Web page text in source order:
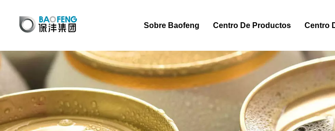
Sobre Baofeng Centro De Productos Centro